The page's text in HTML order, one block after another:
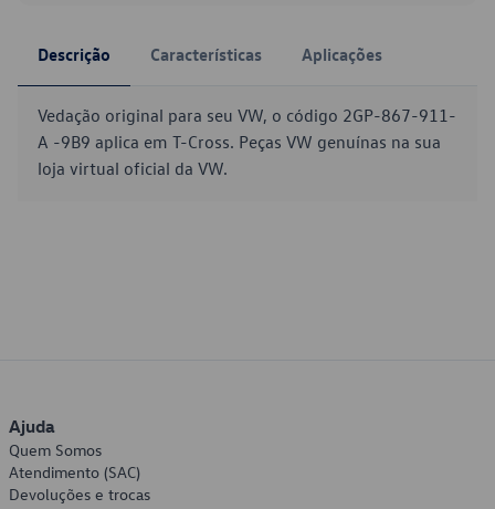
Descrição Características Aplicações
Vedação original para seu VW, o código 2GP-867-911-
A -9B9 aplica em T-Cross. Peças VW genuínas na sua
loja virtual oficial da VW.
Ajuda
Quem Somos
Atendimento (SAC)
Devoluções e trocas